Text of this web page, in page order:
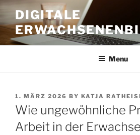
Skip
content
DIGITALE
Menu
POSTED
ON
1. MÄRZ 2026 BY KATJA
Wie ungewöhnliche
Arbeit in der